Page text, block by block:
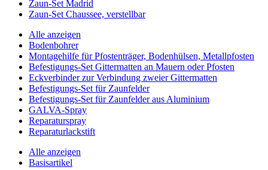
Zaun-Set Madrid
Zaun-Set Chaussee, verstellbar
Alle anzeigen
Bodenbohrer
Montagehilfe für Pfostenträger, Bodenhülsen, Metallpfosten
Befestigungs-Set Gittermatten an Mauern oder Pfosten
Eckverbinder zur Verbindung zweier Gittermatten
Befestigungs-Set für Zaunfelder
Befestigungs-Set für Zaunfelder aus Aluminium
GALVA-Spray
Reparaturspray
Reparaturlackstift
Alle anzeigen
Basisartikel